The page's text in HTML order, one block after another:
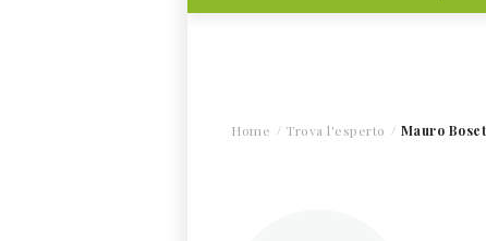
Home Trova l'esperto Mauro